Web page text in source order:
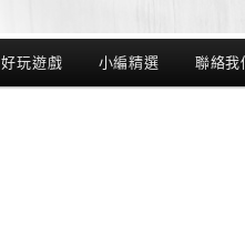
好玩遊戲 小編精選 聯絡我